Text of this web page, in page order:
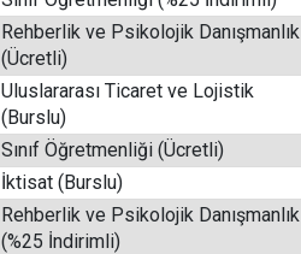
Rehberlik ve Psikolojik Danışmanlık
(Ücretli)
Uluslararası Ticaret ve Lojistik
(Burslu)
Sınıf Öğretmenliği (Ücretli)
İktisat (Burslu)
Rehberlik ve Psikolojik Danışmanlık
(%25 İndirimli)